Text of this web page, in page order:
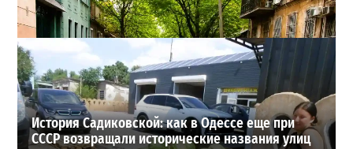
В одесском жилмассиве Радужном погиб 26-летний
мужчина: что известно
3
27-07-2026 в 13:47
ВИБОР РЕДАКЦИИ
История Садиковской: как в Одессе еще при
СССР возвращали исторические названия улиц